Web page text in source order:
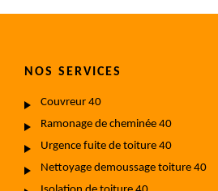
NOS SERVICES
Couvreur 40
Ramonage de cheminée 40
Urgence fuite de toiture 40
Nettoyage demoussage toiture 40